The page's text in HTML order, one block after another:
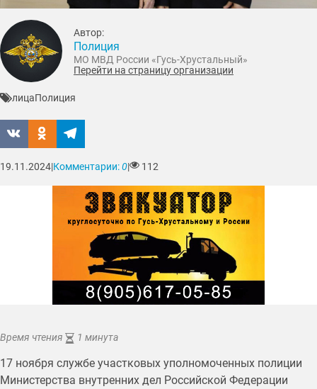
Время чтения 1 минута
17 ноября службе участковых уполномоченных полиции
Министерства внутренних дел Российской Федерации
Автор:
Полиция
МО МВД России «Гусь-Хрустальный»
Перейти на страницу организации
лицаПолиция
19.11.2024|Комментарии:0| 112